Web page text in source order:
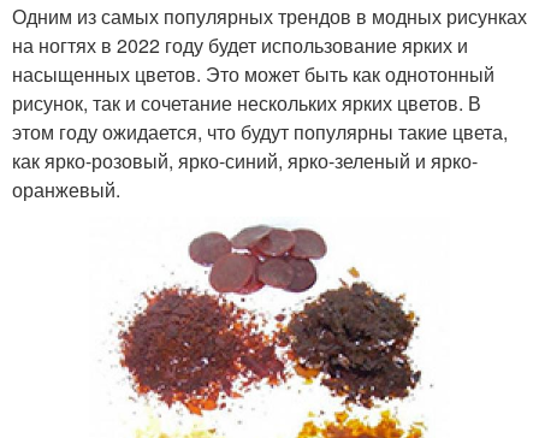
Одним из самых популярных трендов в модных рисунках
на ногтях в 2022 году будет использование ярких и
насыщенных цветов. Это может быть как однотонный
рисунок, так и сочетание нескольких ярких цветов. В
этом году ожидается, что будут популярны такие цвета,
как ярко-розовый, ярко-синий, ярко-зеленый и ярко-
оранжевый.